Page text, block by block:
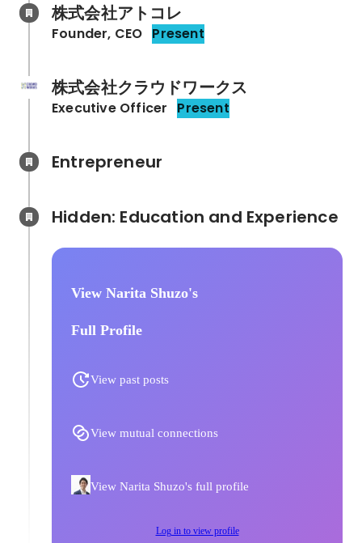
株式会社アトコレ
Founder, CEO Present
株式会社クラウドワークス
Executive Officer Present
Entrepreneur
View Narita Shuzo's
Full Profile
View past posts
View mutual connections
View Narita Shuzo's full profile
Log in to view profile